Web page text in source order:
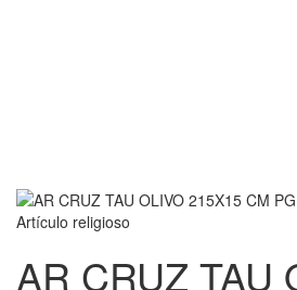
Artículo religioso
AR CRUZ TAU